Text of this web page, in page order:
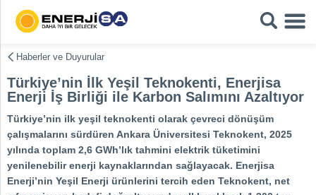
Haberler ve Duyurular
Türkiye’nin İlk Yeşil Teknokenti, Enerjisa
Enerji İş Birliği ile Karbon Salımını Azaltıyor
Türkiye’nin ilk yeşil teknokenti olarak çevreci dönüşüm
çalışmalarını sürdüren Ankara Üniversitesi Teknokent, 2025
yılında toplam 2,6 GWh’lık tahmini elektrik tüketimini
yenilenebilir enerji kaynaklarından sağlayacak. Enerjisa
Enerji’nin Yeşil Enerji ürünlerini tercih eden Teknokent, net